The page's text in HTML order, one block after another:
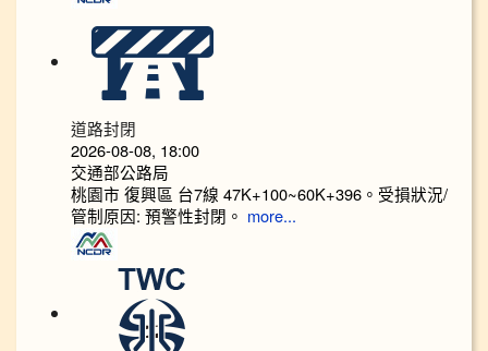
道路封閉
2026-08-08, 18:00
交通部公路局
桃園市 復興區 台7線 47K+100~60K+396。受損狀況/
管制原因: 預警性封閉。
more...